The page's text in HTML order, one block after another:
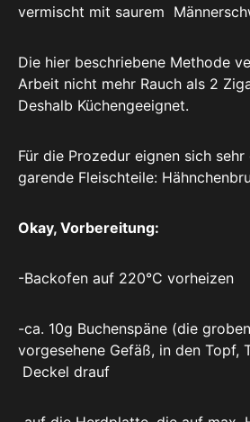
vermischt mit saurem
Die hier beschriebene Methode
Arbeit nicht mehr Rauch als 2
Deshalb Küchengeeignet.
Für die Prozedur eignen sich
garende Fleischteile:
Okay, Vorbereitung:
-Backofen auf 220°C vorheizen
-ca. 10g Buchenspäne (die
vorgesehene Gefäß, in den Topf,
Deckel drauf